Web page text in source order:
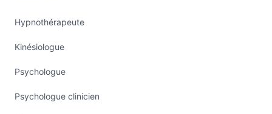
Hypnothérapeute
Kinésiologue
Psychologue
Psychologue clinicien